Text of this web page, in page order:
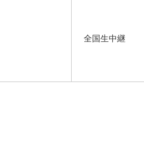
全国生中継